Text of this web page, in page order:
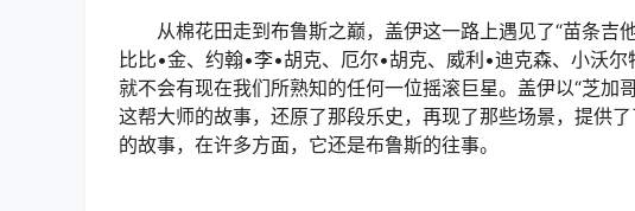
从棉花田走到布鲁斯之巅，盖伊这一路上遇见了“苗条吉
比比•金、约翰•李•胡克、厄尔•胡克、威利•迪克森、小沃
就不会有现在我们所熟知的任何一位摇滚巨星。盖伊以“芝加
这帮大师的故事，还原了那段乐史，再现了那些场景，提供
的故事，在许多方面，它还是布鲁斯的往事。